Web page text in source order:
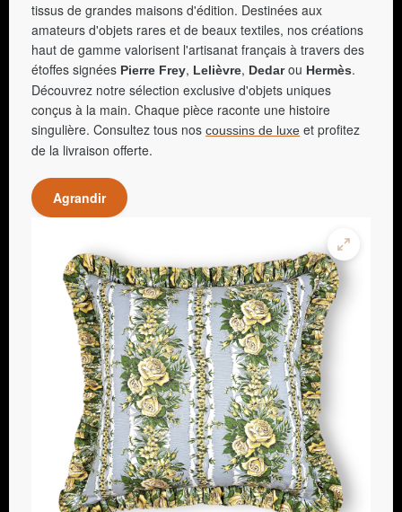
tissus de grandes maisons d'édition. Destinées aux
amateurs d'objets rares et de beaux textiles, nos créations
haut de gamme valorisent l'artisanat français à travers des
étoffes signées Pierre Frey, Lelièvre, Dedarou Hermès.
Découvrez notre sélection exclusive d'objets uniques
conçus à la main. Chaque pièce raconte une histoire
singulière. Consultez tous nos coussins de luxe et profitez
de la livraison offerte.
Agrandir